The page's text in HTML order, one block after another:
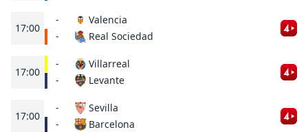
17:00
-
-
Valencia
Real Sociedad
17:00
-
-
Villarreal
Levante
17:00
-
-
Sevilla
Barcelona